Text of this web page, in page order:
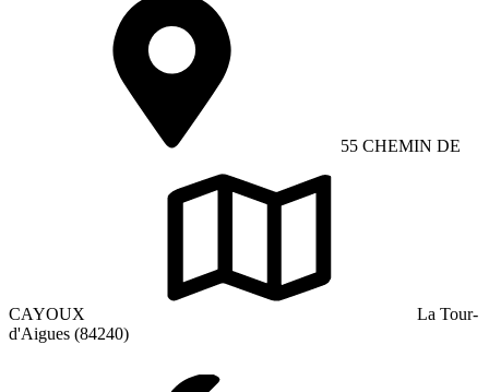
55 CHEMIN DE
CAYOUX
La Tour-
d'Aigues (84240)